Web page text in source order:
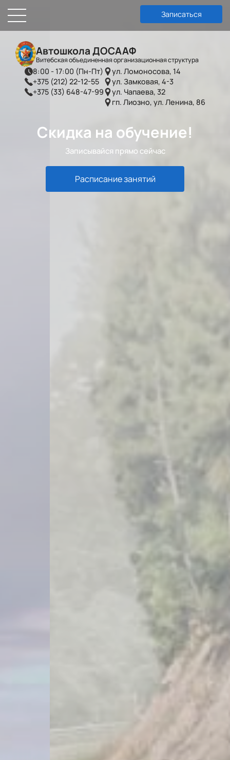
Записаться
Автошкола ДОСААФ
Витебская объединенная организационная структура
8:00 - 17:00 (Пн-Пт)
+375 (212) 22-12-55
+375 (33) 648-47-99
ул. Ломоносова, 14
ул. Замковая, 4-3
ул. Чапаева, 32
гп. Лиозно, ул. Ленина, 86
Скидка на обучение!
Записывайся прямо сейчас
Расписание занятий